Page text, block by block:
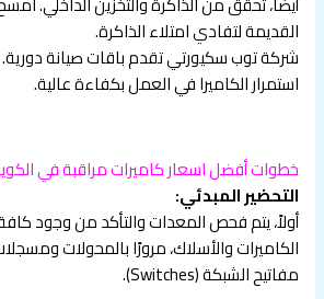
القديمة لتفادي امتلاء الذاكرة.
شركة توب سكيورتي تقدم باقات صيانة
استمرار الكاميرا في العمل بكفاءة عالية.
خطوات أفضل اسعار كاميرات مراقبة في
التحضير المبدئي:
أولاً، يتم فحص المعدات والتأكد من وجود
الكاميرات والأسلاك، مرورًا بالمحولات
مفاتيح الشبكة (Switches).